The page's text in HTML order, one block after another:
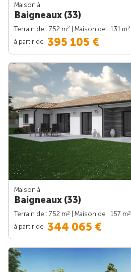
Maison à
Baigneaux (33)
Terrain de : 752 m2 | Maison de : 131 m2
à partir de 395 105 €
Maison à
Baigneaux (33)
Terrain de : 752 m2 | Maison de : 157 m2
à partir de 344 065 €